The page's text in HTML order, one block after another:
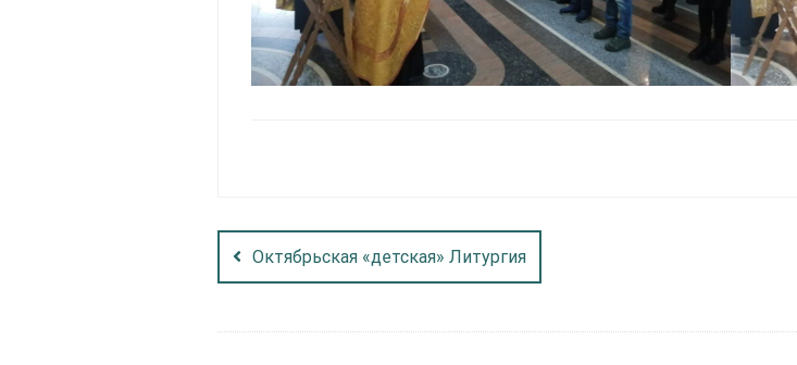
Октябрьская «детская» Литургия